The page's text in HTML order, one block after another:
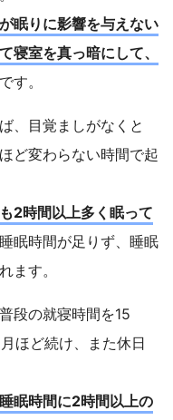
眠りに影響を与えない
寝室を真っ暗にして、
す。
、目覚ましがなくと
ど変わらない時間で起
2時間以上多く眠って
眠時間が足りず、睡眠
ます。
段の就寝時間を15
ほど続け、また休日
眠時間に2時間以上の